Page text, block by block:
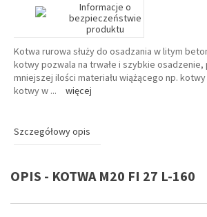
Informacje o
bezpieczeństwie
produktu
Kotwa rurowa służy do osadzania w litym
kotwy pozwala na trwałe i szybkie osadzenie,
mniejszej ilości materiału wiążącego np.
kotwy w ... więcej
Szczegółowy opis
OPIS - KOTWA M20 FI 27 L-160